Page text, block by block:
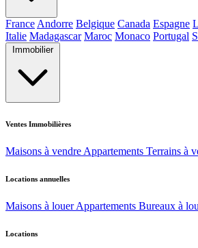
France Andorre Belgique Canada Espagne
Italie Madagascar Maroc Monaco Portugal
Immobilier
Ventes Immobilières
Maisons à vendre Appartements Terrains à
Locations annuelles
Maisons à louer Appartements Bureaux à
Locations